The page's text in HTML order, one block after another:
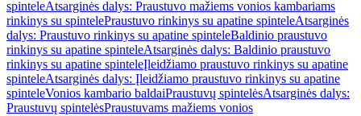
spinteleAtsarginės dalys: Praustuvo mažiems vonios kambariams
rinkinys su spintelePraustuvo rinkinys su apatine spinteleAtsarginės
dalys: Praustuvo rinkinys su apatine spinteleBaldinio praustuvo
rinkinys su apatine spinteleAtsarginės dalys: Baldinio praustuvo
rinkinys su apatine spinteleĮleidžiamo praustuvo rinkinys su apatine
spinteleAtsarginės dalys: Įleidžiamo praustuvo rinkinys su apatine
spinteleVonios kambario baldaiPraustuvų spintelėsAtsarginės dalys:
Praustuvų spintelėsPraustuvams mažiems vonios